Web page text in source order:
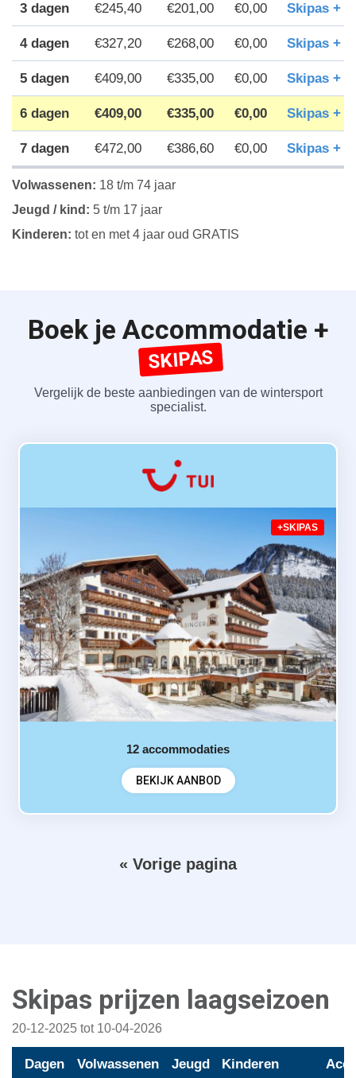
3 dagen €245,40 €201,00 €0,00 Skipas +
4 dagen €327,20 €268,00 €0,00 Skipas +
5 dagen €409,00 €335,00 €0,00 Skipas +
6 dagen €409,00 €335,00 €0,00 Skipas +
7 dagen €472,00 €386,60 €0,00 Skipas +
Volwassenen: 18 t/m 74 jaar
Jeugd / kind: 5 t/m 17 jaar
Kinderen: tot en met 4 jaar oud GRATIS
Boek je Accommodatie +
SKIPAS
Vergelijk de beste aanbiedingen van de wintersport
specialist.
+SKIPAS
12 accommodaties
BEKIJK AANBOD
i
n
g
V
e
p
a
g
« Vorige pagina
Skipas prijzen laagseizoen
20-12-2025 tot 10-04-2026
Dagen Volwassenen Jeugd Kinderen